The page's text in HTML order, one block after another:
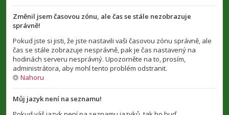
Změnil jsem časovou zónu, ale čas se stále nezobrazuje
správně!
Pokud jste si jisti, že jste nastavili vaši časovou zónu správně, ale
čas se stále zobrazuje nesprávně, pak je čas nastavený na
hodinách serveru nesprávný. Upozorněte na to, prosím,
administrátora, aby mohl tento problém odstranit.
Nahoru
Můj jazyk není na seznamu!